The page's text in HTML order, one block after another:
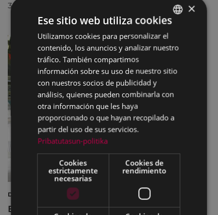
30/07/2026
DEPORTES
Eibar adapta los horarios de sus
BASQUE
SPANISH
×
Ese sitio web utiliza cookies
Utilizamos cookies para personalizar el
contenido, los anuncios y analizar nuestro
tráfico. También compartimos
información sobre su uso de nuestro sitio
con nuestros socios de publicidad y
análisis, quienes pueden combinarla con
otra información que les haya
proporcionado o que hayan recopilado a
partir del uso de sus servicios.
Pribatutasun-politika
Cookies
estrictamente
necesarias
Cookies de
rendimiento